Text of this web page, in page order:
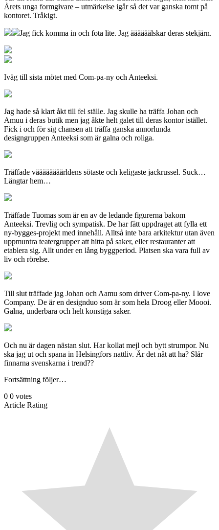
Årets unga formgivare – utmärkelse igår så det var ganska tomt på
kontoret. Tråkigt.
Jag fick komma in och fota lite. Jag äääääälskar deras stekjärn.
Iväg till sista mötet med Com-pa-ny och Anteeksi.
Jag hade så klart åkt till fel ställe. Jag skulle ha träffa Johan och
Amuu i deras butik men jag åkte helt galet till deras kontor istället.
Fick i och för sig chansen att träffa ganska annorlunda
designgruppen Anteeksi som är galna och roliga.
Träffade väääääääärldens sötaste och keligaste jackrussel. Suck…
Längtar hem…
Träffade Tuomas som är en av de ledande figurerna bakom
Anteeksi. Trevlig och sympatisk. De har fått uppdraget att fylla ett
ny-bygges-projekt med innehåll. Alltså inte bara arkitektur utan även
uppmuntra teatergrupper att hitta på saker, eller restauranter att
etablera sig. Allt under en lång byggperiod. Platsen ska vara full av
liv och rörelse.
Till slut träffade jag Johan och Aamu som driver Com-pa-ny. I love
Company. De är en designduo som är som hela Droog eller Moooi.
Galna, underbara och helt konstiga saker.
Och nu är dagen nästan slut. Har kollat mejl och bytt strumpor. Nu
ska jag ut och spana in Helsingfors nattliv. Är det nåt att ha? Slår
finnarna svenskarna i trend??
Fortsättning följer…
0 0 votes
Article Rating